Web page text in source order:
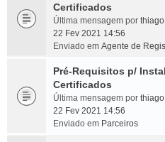
Certificados
Última mensagem por thiago
22 Fev 2021 14:56
Enviado em Agente de
Pré-Requisitos p/
Certificados
Última mensagem por thiago
22 Fev 2021 14:56
Enviado em Parceiros